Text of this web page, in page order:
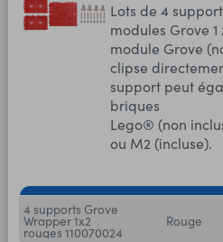
Lots de 4
modules Grove 1
module Grove
clipse
support peut
briques
Lego® (non
ou M2 (incluse).
4 supports Grove
Wrapper 1x2
rouges 110070024
Rouge